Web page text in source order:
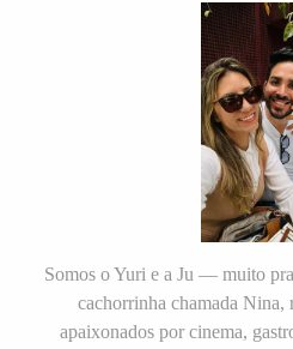
Somos o Yuri e a Ju — muito
cachorrinha chamada Nina,
apaixonados por cinema,